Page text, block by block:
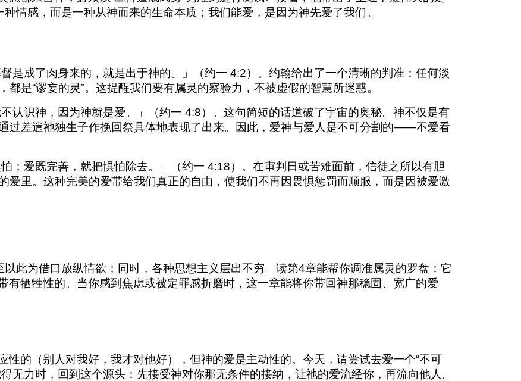
情感，而是一种从神而来的生命本质；我们能爱，是因为神先爱了我们。
是成了肉身来的，就是出于神的。」（约一 4:2）。约翰给出了一个清晰的判准：任何淡
是“谬妄的灵”。这提醒我们要有属灵的察验力，不被虚假的智慧所迷惑。
认识神，因为神就是爱。」（约一 4:8）。这句简短的话道破了宇宙的奥秘。神不仅是有
过差遣祂独生子作挽回祭具体地表现了出来。因此，爱神与爱人是不可分割的——不爱看
；爱既完善，就把惧怕除去。」（约一 4:18）。在审判日或苦难面前，信徒之所以有胆
爱里。这种完美的爱带给我们真正的自由，使我们不再因畏惧惩罚而顺服，而是因被爱激
以此为借口放纵情欲；同时，各种思想主义层出不穷。读第4章能帮你调准属灵的罗盘：它
有牺牲性的。当你感到焦虑或被定罪感折磨时，这一章能将你带回神那稳固、宽广的爱
性的（别人对我好，我才对他好），但神的爱是主动性的。今天，请尝试去爱一个“不可
无力时，回到这个源头：先接受神对你那无条件的接纳，让祂的爱流经你，再流向他人。